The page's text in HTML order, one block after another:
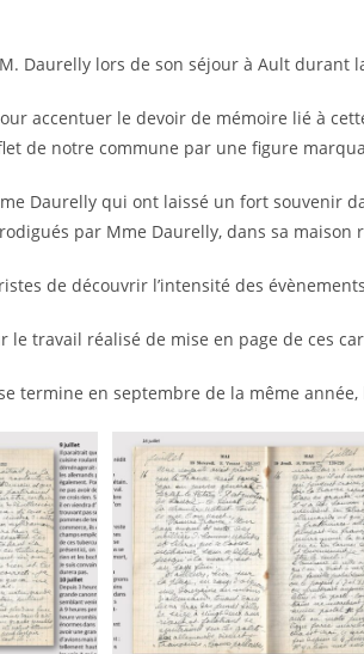
Daurelly lors de son séjour à Ault durant
accentuer le devoir de mémoire lié à
de notre commune par une figure
Daurelly qui ont laissé un fort souvenir
par Mme Daurelly, dans sa
de découvrir l’intensité des
travail réalisé de mise en page de ces
termine en septembre de la même